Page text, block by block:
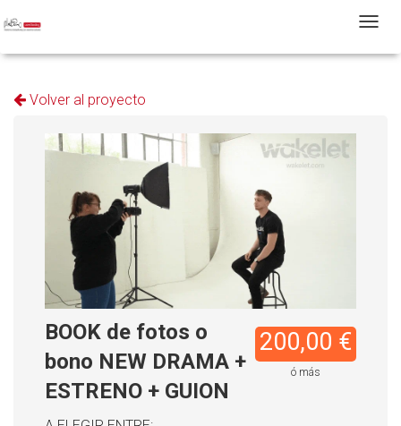
T
Volver al proyecto
200,00 €
ó más
BOOK de fotos o
bono NEW DRAMA +
ESTRENO + GUION